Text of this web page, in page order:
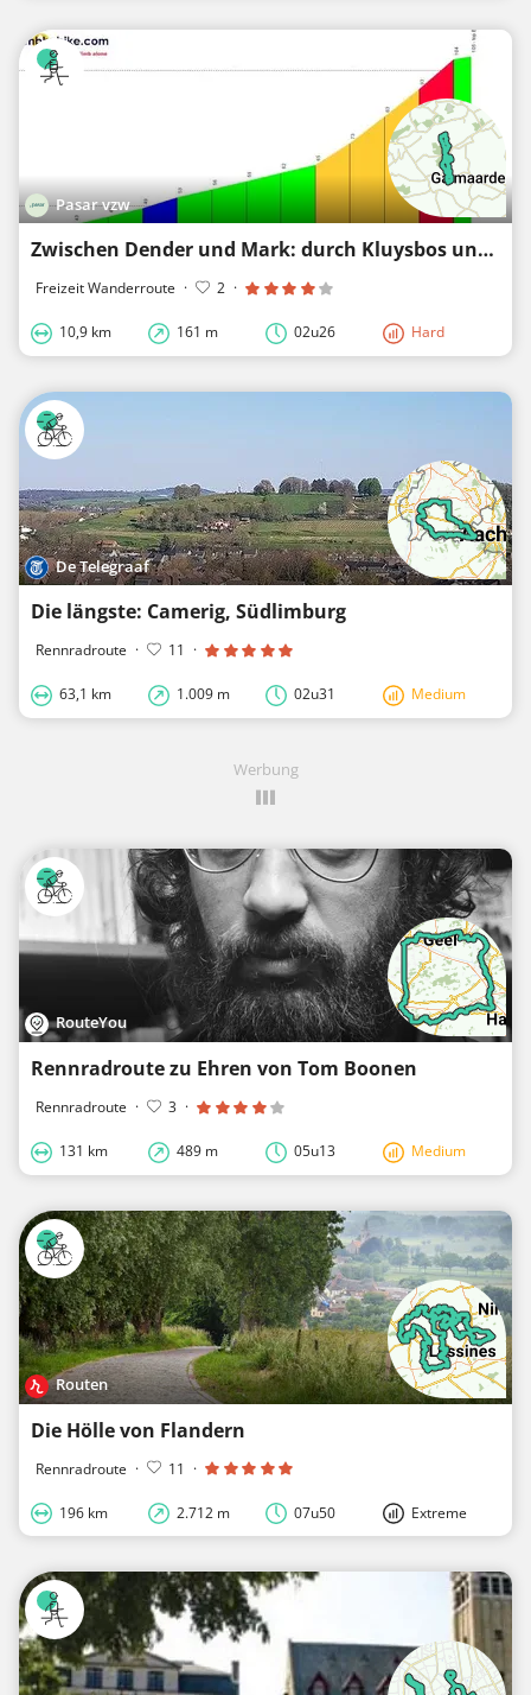
Pasar vzw
Zwischen Dender und Mark: durch Kluysbos und Raspaillebos
Freizeit Wanderroute · 2 ·
10,9 km 161 m 02u26 Hard
De Telegraaf
Die längste: Camerig, Südlimburg
Rennradroute · 11 ·
63,1 km 1.009 m 02u31 Medium
Werbung
RouteYou
Rennradroute zu Ehren von Tom Boonen
Rennradroute · 3 ·
131 km 489 m 05u13 Medium
Routen
Die Hölle von Flandern
Rennradroute · 11 ·
196 km 2.712 m 07u50 Extreme